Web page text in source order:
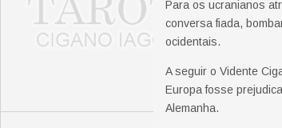
Para os ucranianos
conversa fiada,
ocidentais.
A seguir o Vidente
Europa fosse
Alemanha.